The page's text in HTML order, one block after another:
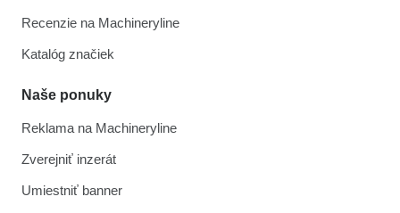
Recenzie na Machineryline
Katalóg značiek
Naše ponuky
Reklama na Machineryline
Zverejniť inzerát
Umiestniť banner